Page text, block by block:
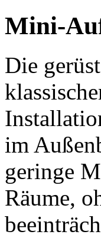
Mini-
Die
im
geringe
Räume,